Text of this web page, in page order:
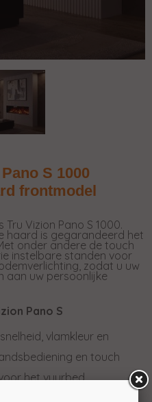
S 1000
frontmodel
Vizion Pano S 1000.
haard is gegarandeerd het
onder andere de touch
instelbare standen voor
zodat u uw
aan uw persoonlijke
Pano S
vlamkleur en
en touch
het vuurbed